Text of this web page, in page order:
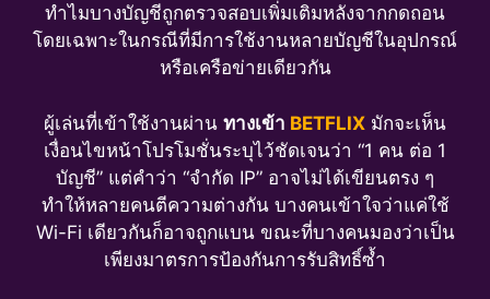
ทำไมบางบัญชีถูกตรวจสอบเพิ่มเติมหลังจากกดถอน
โดยเฉพาะในกรณีที่มีการใช้งานหลายบัญชีในอุปกรณ์
หรือเครือข่ายเดียวกัน
ผู้เล่นที่เข้าใช้งานผ่าน ทางเข้า BETFLIX มักจะเห็น
เงื่อนไขหน้าโปรโมชั่นระบุไว้ชัดเจนว่า “1 คน ต่อ 1
บัญชี” แต่คำว่า “จำกัด IP” อาจไม่ได้เขียนตรง ๆ
ทำให้หลายคนตีความต่างกัน บางคนเข้าใจว่าแค่ใช้
Wi-Fi เดียวกันก็อาจถูกแบน ขณะที่บางคนมองว่าเป็น
เพียงมาตรการป้องกันการรับสิทธิ์ซ้ำ